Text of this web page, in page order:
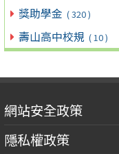
獎助學金 ( 320 )
壽山高中校規 ( 10 )
網站安全政策
隱私權政策